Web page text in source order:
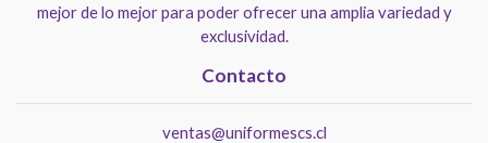
mejor de lo mejor para poder ofrecer una amplia variedad y
exclusividad.
Contacto
ventas@uniformescs.cl